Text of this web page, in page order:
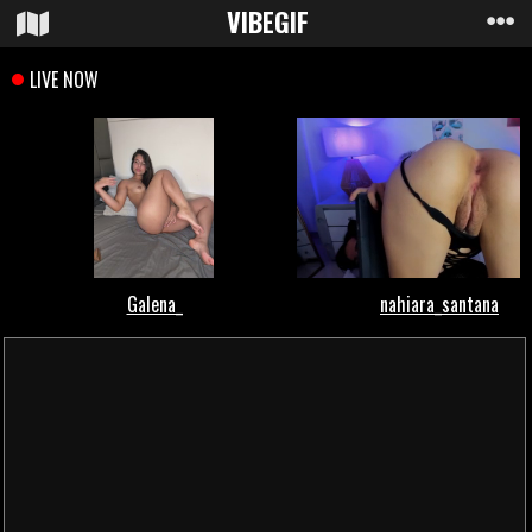
VIBEGIF